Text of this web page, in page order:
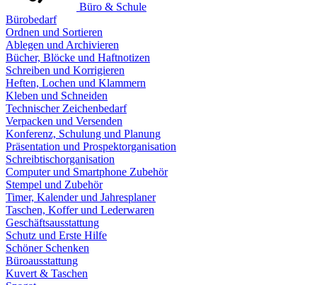
Büro & Schule
Bürobedarf
Ordnen und Sortieren
Ablegen und Archivieren
Bücher, Blöcke und Haftnotizen
Schreiben und Korrigieren
Heften, Lochen und Klammern
Kleben und Schneiden
Technischer Zeichenbedarf
Verpacken und Versenden
Konferenz, Schulung und Planung
Präsentation und Prospektorganisation
Schreibtischorganisation
Computer und Smartphone Zubehör
Stempel und Zubehör
Timer, Kalender und Jahresplaner
Taschen, Koffer und Lederwaren
Geschäftsausstattung
Schutz und Erste Hilfe
Schöner Schenken
Büroausstattung
Kuvert & Taschen